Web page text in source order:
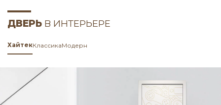
ДВЕРЬ В ИНТЕРЬЕРЕ
ХайтекКлассикаМодерн